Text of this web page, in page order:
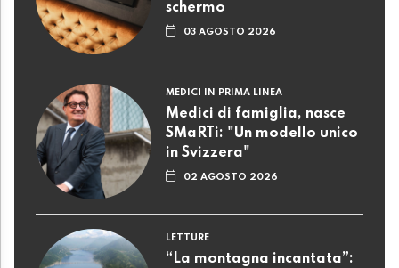
schermo
03 AGOSTO 2026
MEDICI IN PRIMA LINEA
Medici di famiglia, nasce
SMaRTi: "Un modello unico
in Svizzera"
02 AGOSTO 2026
LETTURE
“La montagna incantata”: